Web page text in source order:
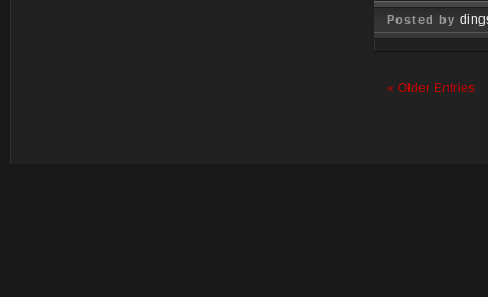
Posted by
« Older Entries